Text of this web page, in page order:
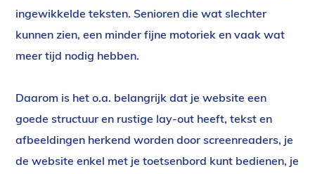
ingewikkelde teksten. Senioren die wat slechter
kunnen zien, een minder fijne motoriek en vaak wat
meer tijd nodig hebben.
Daarom is het o.a. belangrijk dat je website een
goede structuur en rustige lay-out heeft, tekst en
afbeeldingen herkend worden door screenreaders, je
de website enkel met je toetsenbord kunt bedienen, je